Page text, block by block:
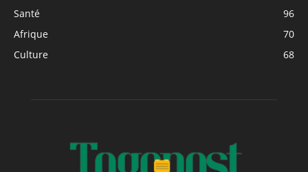
Santé
96
Afrique
70
Culture
68